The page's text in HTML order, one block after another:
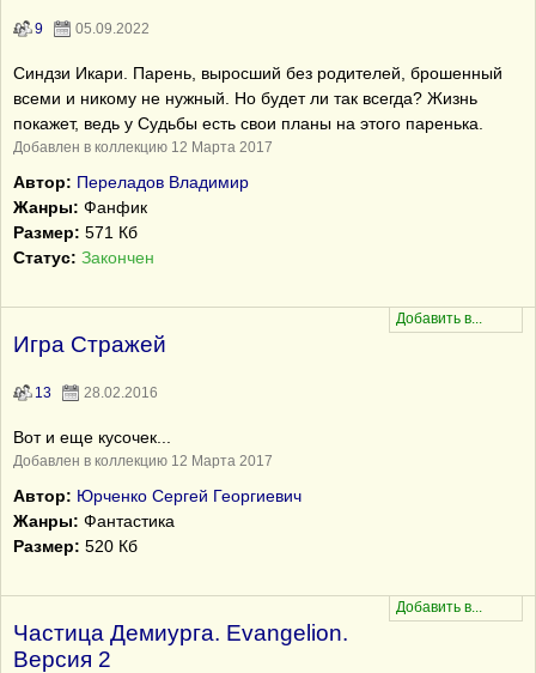
9 05.09.2022
Синдзи Икари. Парень, выросший без родителей, брошенный
всеми и никому не нужный. Но будет ли так всегда? Жизнь
покажет, ведь у Судьбы есть свои планы на этого паренька.
Добавлен в коллекцию 12 Марта 2017
Автор: Переладов Владимир
Жанры: Фанфик
Размер: 571 Кб
Статус: Закончен
Игра Стражей
13 28.02.2016
Вот и еще кусочек...
Добавлен в коллекцию 12 Марта 2017
Автор: Юрченко Сергей Георгиевич
Жанры: Фантастика
Размер: 520 Кб
Частица Демиурга. Evangelion.
Версия 2